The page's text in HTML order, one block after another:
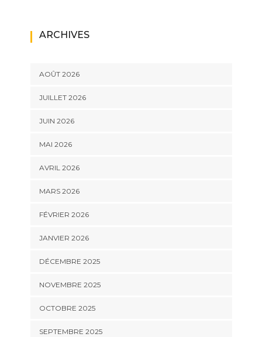
ARCHIVES
AOÛT 2026
JUILLET 2026
JUIN 2026
MAI 2026
AVRIL 2026
MARS 2026
FÉVRIER 2026
JANVIER 2026
DÉCEMBRE 2025
NOVEMBRE 2025
OCTOBRE 2025
SEPTEMBRE 2025